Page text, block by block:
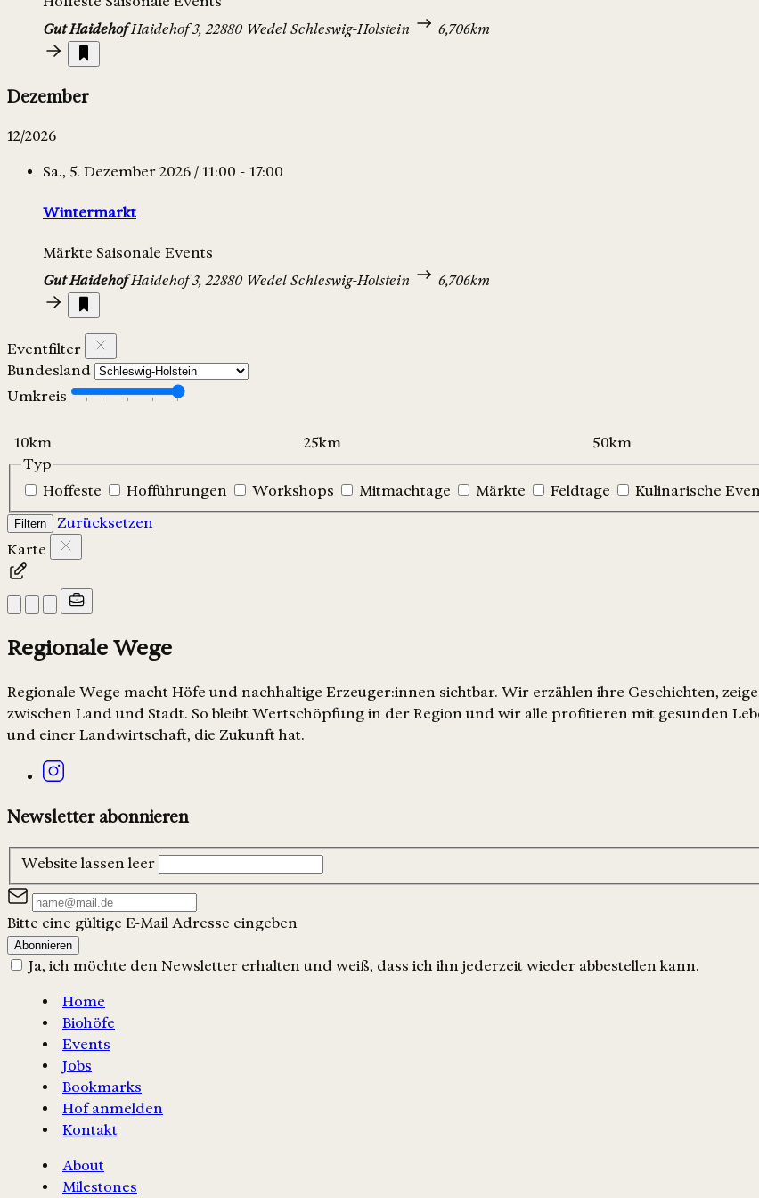
Gut Haidehof Haidehof 3, 22880 Wedel Schleswig-Holstein 6,706km
Dezember
12/2026
Sa., 5. Dezember 2026 / 11:00 - 17:00
Wintermarkt
Märkte Saisonale Events
Gut Haidehof Haidehof 3, 22880 Wedel Schleswig-Holstein 6,706km
Eventfilter
Bundesland
Umkreis
Typ
Hoffeste
Hofführungen Workshops Mitmachtage Märkte Feldtage Kulinarische
Filtern
Zurücksetzen
Karte
Regionale Wege
Regionale Wege macht Höfe und nachhaltige Erzeuger:innen sichtbar. Wir erzählen ihre Geschichten,
zwischen Land und Stadt. So bleibt Wertschöpfung in der Region und wir alle profitieren mit gesunden
und einer Landwirtschaft, die Zukunft hat.
Newsletter abonnieren
Website lassen leer
Bitte eine gültige E-Mail Adresse eingeben
Abonnieren
Ja, ich möchte den Newsletter erhalten und weiß, dass ich ihn jederzeit wieder abbestellen kann.
Home
Biohöfe
Events
Jobs
Bookmarks
Hof anmelden
Kontakt
About
Milestones